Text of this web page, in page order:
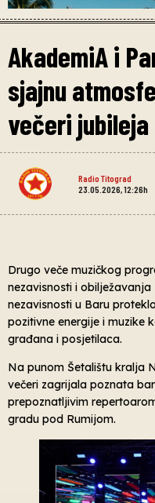
AkademiA i
sjajnu
večeri jubileja
Radio Titograd
23.05.2026, 12:26h
Drugo veče muzičkog
nezavisnosti i
nezavisnosti u Baru
pozitivne energije i muzike
građana i posjetilaca.
Na punom Šetalištu kralja
večeri zagrijala poznata
prepoznatljivim
gradu pod Rumijom.